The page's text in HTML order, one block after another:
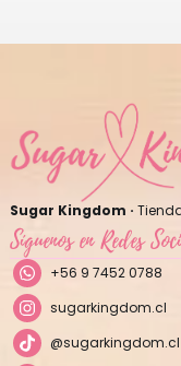
Sugar Kingdom ·
Síguenos en Redes
+56 9 7452 0788
sugarkingdom.cl
@sugarkingdom.cl